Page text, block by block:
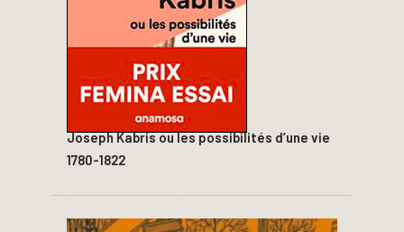
Joseph Kabris ou les possibilités d’une vie
1780-1822